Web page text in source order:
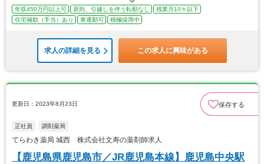
年収450万円以上可 原則、引越しを伴う転勤なし
残業月10ｈ以下
住宅補助（手当）あり
車通勤可 積極採用中
求人の詳細を見る この求人に興味がある
更新日：2023年8月23日 保存する
正社員 調剤薬局
てらわき薬局 城西 株式会社文寿の薬剤師求人
【鹿児島県鹿児島市／JR鹿児島本線】鹿児島中央駅